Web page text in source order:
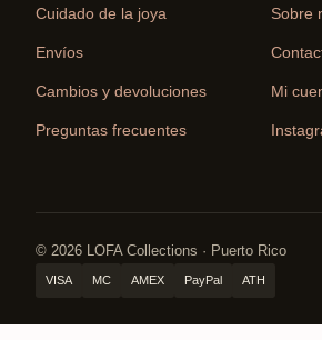
Cuidado de la joya
Envíos
Cambios y devoluciones
Preguntas frecuentes
Sobre
Mi
© 2026 LOFA Collections · Puerto Rico
VISA MC AMEX PayPal ATH